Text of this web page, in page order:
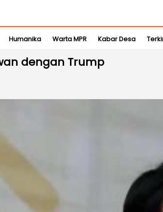
Humanika Warta MPR Kabar Desa
dengan Trump